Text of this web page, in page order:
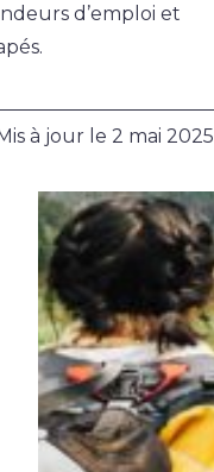
d’emploi et
à jour le 2 mai 2025